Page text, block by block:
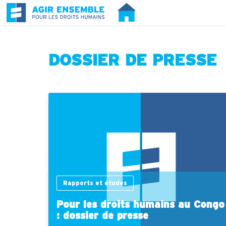
DOSSIER DE PRESSE
Rapports et études
Pour les droits humains au Congo
: dossier de presse